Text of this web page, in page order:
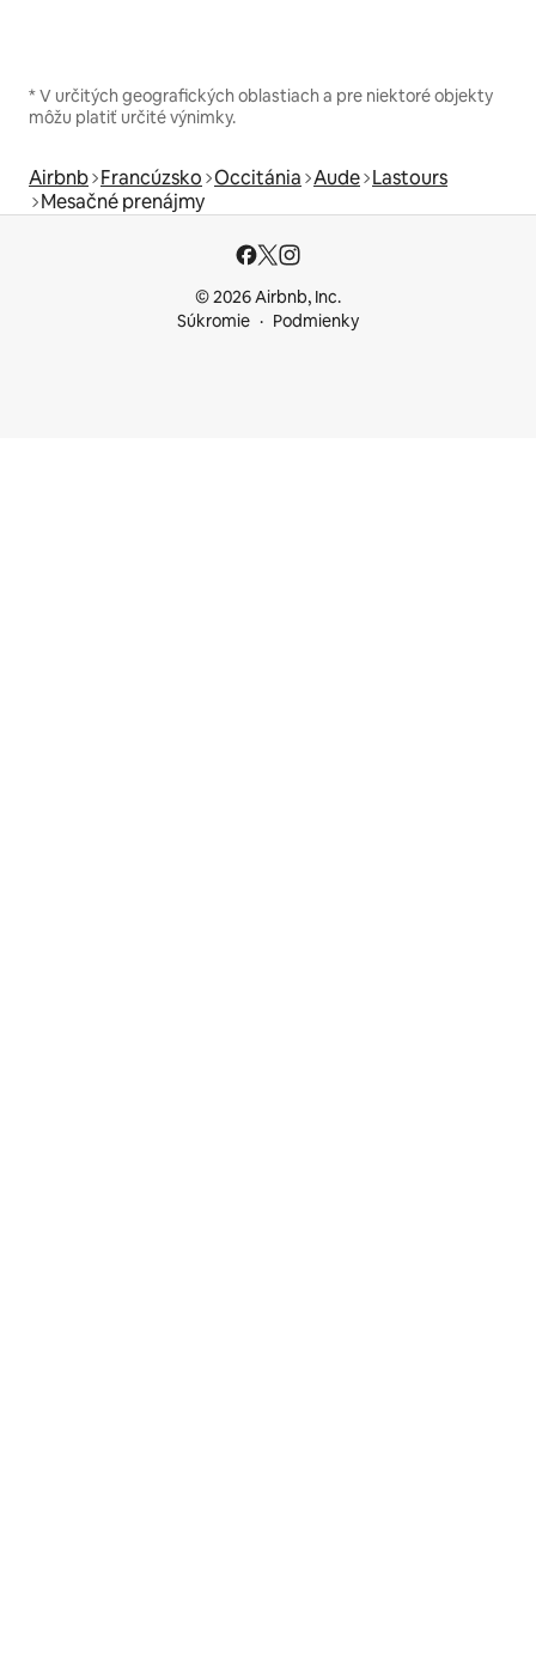
* V určitých geografických oblastiach a pre niektoré objekty
môžu platiť určité výnimky.
Airbnb Francúzsko Occitánia Aude Lastours
Mesačné prenájmy
© 2026 Airbnb, Inc.
Súkromie
Podmienky